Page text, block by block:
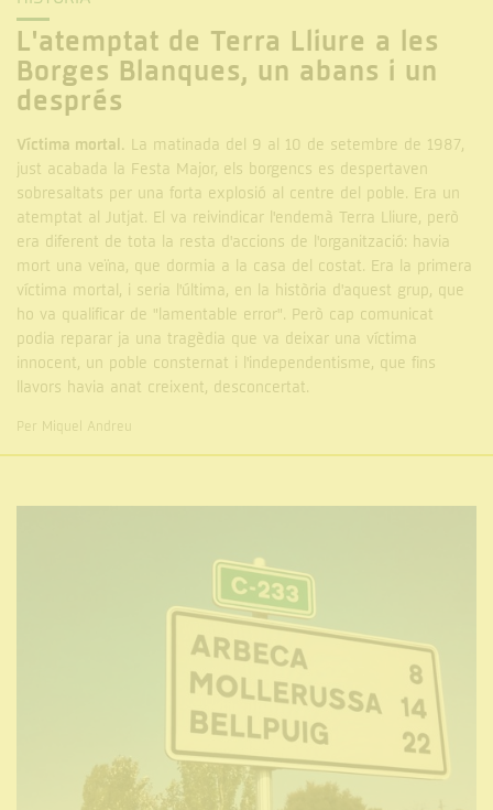
L'atemptat de Terra Lliure a les
Borges Blanques, un abans i un
després
Víctima mortal. La matinada del 9 al 10 de setembre de 1987,
just acabada la Festa Major, els borgencs es despertaven
sobresaltats per una forta explosió al centre del poble. Era un
atemptat al Jutjat. El va reivindicar l'endemà Terra Lliure, però
era diferent de tota la resta d'accions de l'organització: havia
mort una veïna, que dormia a la casa del costat. Era la primera
víctima mortal, i seria l'última, en la història d'aquest grup, que
ho va qualificar de "lamentable error". Però cap comunicat
podia reparar ja una tragèdia que va deixar una víctima
innocent, un poble consternat i l'independentisme, que fins
llavors havia anat creixent, desconcertat.
Per Miquel Andreu